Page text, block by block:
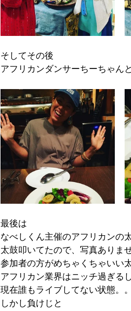
そしてその後
アフリカンダンサーちーちゃん
最後は
なべしくん主催のアフリカンの
太鼓叩いてたので、写真ありま
参加者の方がめちゃくちゃいい
アフリカン業界はニッチ過ぎる
現在誰もライブしてない状態。。
しかし負けじと